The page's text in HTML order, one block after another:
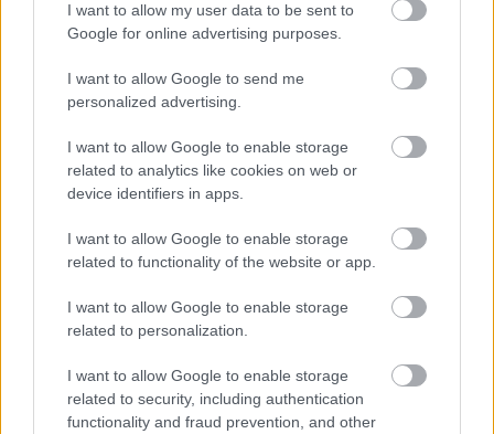
I want to allow my user data to be sent to
Google for online advertising purposes.
I want to allow Google to send me
personalized advertising.
I want to allow Google to enable storage
related to analytics like cookies on web or
device identifiers in apps.
I want to allow Google to enable storage
related to functionality of the website or app.
I want to allow Google to enable storage
related to personalization.
I want to allow Google to enable storage
related to security, including authentication
functionality and fraud prevention, and other
Ha céged van és követőid számát ilyen módon
növelnéd, át kell gondolnod, hogy a kiadások
fejében ez mennyire éri meg Neked. A korábban
leírt, Kylie Jennerhez kötődő példánál maradva: ha
felkérsz egy influencert, hogy vegyen részt a
nyereményjátékban, az nyilván nem lesz ingyen.
Jennerről például azt pletykálják, hogy akár 1 millió
dollárt is elkér egy szponzorált Instagram posztért.
gondolkodni, de hidd el, itthon is megvan az ára az
influencereknek fizetett hirdetéseknek. Minél több és
nyereményjátékban, annál több emberhez jut el és
annál nagyobb az esélye, hogy sokan indulnak a
nyereményekért és sok új követőt szerezhetsz.
Az influencerek kérhetnek nagyon magas összeget -
hiszen náluk a labda, a márkáknak szükségük van az